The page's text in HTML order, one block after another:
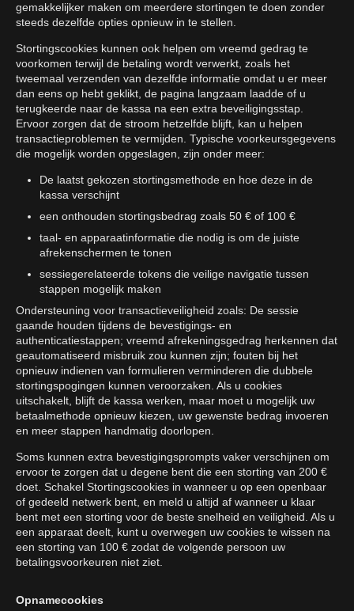
gemakkelijker maken om meerdere stortingen te doen zonder
steeds dezelfde opties opnieuw in te stellen.
Stortingscookies kunnen ook helpen om vreemd gedrag te
voorkomen terwijl de betaling wordt verwerkt, zoals het
tweemaal verzenden van dezelfde informatie omdat u er meer
dan eens op hebt geklikt, de pagina langzaam laadde of u
terugkeerde naar de kassa na een extra beveiligingsstap.
Ervoor zorgen dat de stroom hetzelfde blijft, kan u helpen
transactieproblemen te vermijden. Typische voorkeursgegevens
die mogelijk worden opgeslagen, zijn onder meer:
De laatst gekozen stortingsmethode en hoe deze in de
kassa verschijnt
een onthouden stortingsbedrag zoals 50 € of 100 €
taal- en apparaatinformatie die nodig is om de juiste
afrekenschermen te tonen
sessiegerelateerde tokens die veilige navigatie tussen
stappen mogelijk maken
Ondersteuning voor transactieveiligheid zoals: De sessie
gaande houden tijdens de bevestigings- en
authenticatiestappen; vreemd afrekeningsgedrag herkennen dat
geautomatiseerd misbruik zou kunnen zijn; fouten bij het
opnieuw indienen van formulieren verminderen die dubbele
stortingspogingen kunnen veroorzaken. Als u cookies
uitschakelt, blijft de kassa werken, maar moet u mogelijk uw
betaalmethode opnieuw kiezen, uw gewenste bedrag invoeren
en meer stappen handmatig doorlopen.
Soms kunnen extra bevestigingsprompts vaker verschijnen om
ervoor te zorgen dat u degene bent die een storting van 200 €
doet. Schakel Stortingscookies in wanneer u op een openbaar
of gedeeld netwerk bent, en meld u altijd af wanneer u klaar
bent met een storting voor de beste snelheid en veiligheid. Als u
een apparaat deelt, kunt u overwegen uw cookies te wissen na
een storting van 100 € zodat de volgende persoon uw
betalingsvoorkeuren niet ziet.
Opnamecookies